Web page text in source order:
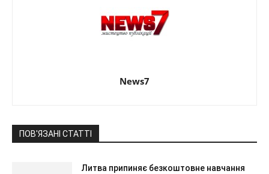
News7
ПОВ'ЯЗАНІ СТАТТІ
Литва припиняє безкоштовне навчання